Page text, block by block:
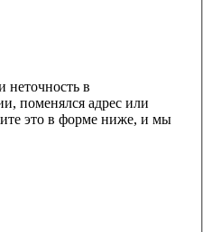
в
поменялся адрес или
это в форме ниже, и мы